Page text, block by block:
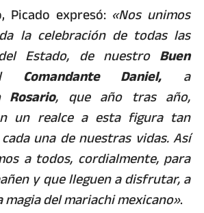
Picado expresó: «Nos unimos
la celebración de todas las
Estado, de nuestroBuen
Comandante Daniel, a
Rosario, que año tras año,
un realce a esta figura tan
una de nuestras vidas. Así
a todos, cordialmente, para
y que lleguen a disfrutar, a
del mariachi mexicano».